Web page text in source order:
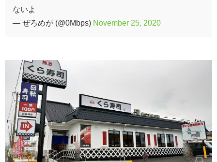
ないよ
— ぜろめが (@0Mbps) November 25, 2020